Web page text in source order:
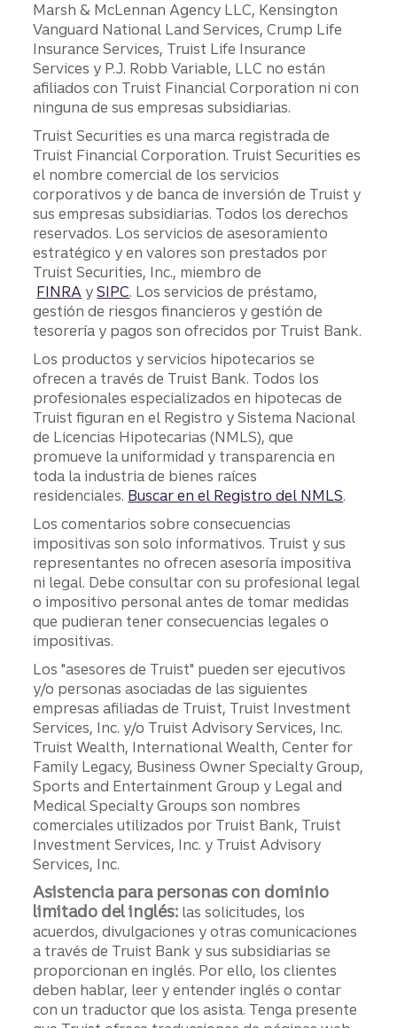
Marsh & McLennan Agency LLC, Kensington
Vanguard National Land Services, Crump Life
Insurance Services, Truist Life Insurance
Services y P.J. Robb Variable, LLC no están
afiliados con Truist Financial Corporation ni con
ninguna de sus empresas subsidiarias.
Truist Securities es una marca registrada de
Truist Financial Corporation. Truist Securities es
el nombre comercial de los servicios
corporativos y de banca de inversión de Truist y
sus empresas subsidiarias. Todos los derechos
reservados. Los servicios de asesoramiento
estratégico y en valores son prestados por
Truist Securities, Inc., miembro de
FINRA ySIPC. Los servicios de préstamo,
gestión de riesgos financieros y gestión de
tesorería y pagos son ofrecidos por Truist Bank.
Los productos y servicios hipotecarios se
ofrecen a través de Truist Bank. Todos los
profesionales especializados en hipotecas de
Truist figuran en el Registro y Sistema Nacional
de Licencias Hipotecarias (NMLS), que
promueve la uniformidad y transparencia en
toda la industria de bienes raíces
residenciales. Buscar en el Registro del NMLS.
Los comentarios sobre consecuencias
impositivas son solo informativos. Truist y sus
representantes no ofrecen asesoría impositiva
ni legal. Debe consultar con su profesional legal
o impositivo personal antes de tomar medidas
que pudieran tener consecuencias legales o
impositivas.
Los "asesores de Truist" pueden ser ejecutivos
y/o personas asociadas de las siguientes
empresas afiliadas de Truist, Truist Investment
Services, Inc. y/o Truist Advisory Services, Inc.
Truist Wealth, International Wealth, Center for
Family Legacy, Business Owner Specialty Group,
Sports and Entertainment Group y Legal and
Medical Specialty Groups son nombres
comerciales utilizados por Truist Bank, Truist
Investment Services, Inc. y Truist Advisory
Services, Inc.
Asistencia para personas con dominio
limitado del inglés: las solicitudes, los
acuerdos, divulgaciones y otras comunicaciones
a través de Truist Bank y sus subsidiarias se
proporcionan en inglés. Por ello, los clientes
deben hablar, leer y entender inglés o contar
con un traductor que los asista. Tenga presente